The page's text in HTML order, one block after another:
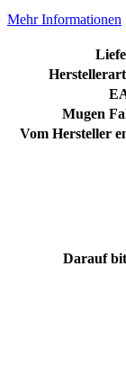
Mehr Informationen
Mugen
Vom Hersteller
Darauf